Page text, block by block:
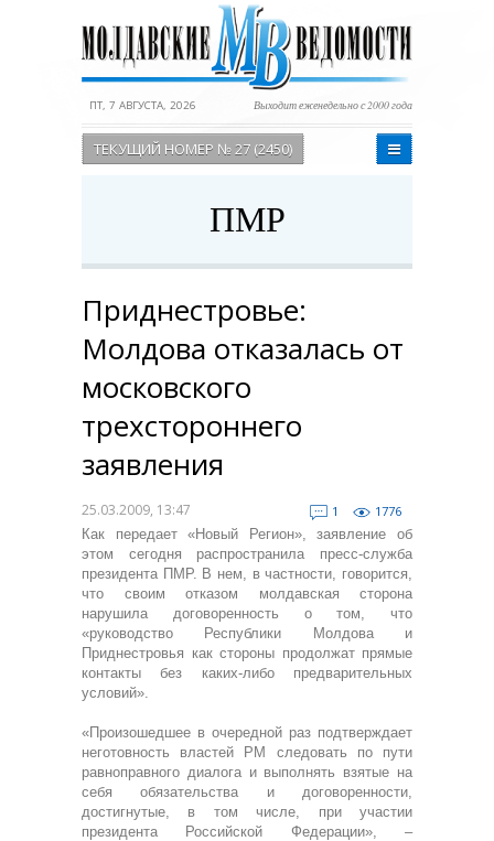
ПТ, 7 АВГУСТА, 2026 Выходит еженедельно с 2000 года
ТЕКУЩИЙ НОМЕР № 27 (2450)
ПМР
Приднестровье:
Молдова отказалась от
московского
трехстороннего
заявления
25.03.2009, 13:47 1
1776
Как передает «Новый Регион», заявление об
этом сегодня распространила пресс-служба
президента ПМР. В нем, в частности, говорится,
что своим отказом молдавская сторона
нарушила договоренность о том, что
«руководство Республики Молдова и
Приднестровья как стороны продолжат прямые
контакты без каких-либо предварительных
условий».
«Произошедшее в очередной раз подтверждает
неготовность властей РМ следовать по пути
равноправного диалога и выполнять взятые на
себя обязательства и договоренности,
достигнутые, в том числе, при участии
президента Российской Федерации», –